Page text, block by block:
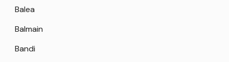
Balea
Balmain
Bandi